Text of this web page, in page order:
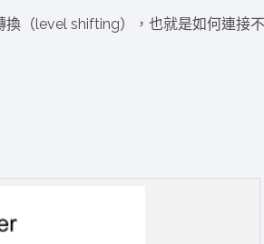
換（level shifting），也就是如何連接不